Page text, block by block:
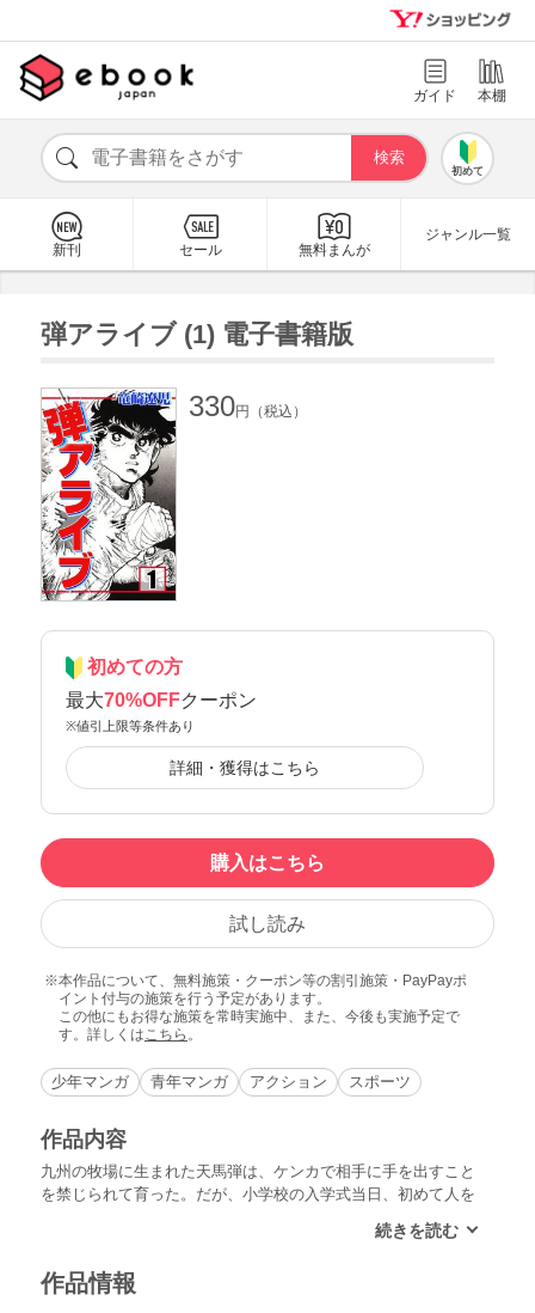
ガイド 本棚
初めて
新刊 セール 無料まんが
ジャンル一覧
弾アライブ (1) 電子書籍版
330円（税込）
初めての方
最大70%OFFクーポン
※値引上限等条件あり
詳細・獲得はこちら
購入はこちら
試し読み
本作品について、無料施策・クーポン等の割引施策・PayPayポ
イント付与の施策を行う予定があります。
この他にもお得な施策を常時実施中、また、今後も実施予定で
す。詳しくはこちら 。
少年マンガ 青年マンガ アクション スポーツ
作品内容
九州の牧場に生まれた天馬弾は、ケンカで相手に手を出すこと
を禁じられて育った。だが、小学校の入学式当日、初めて人を
して、弾のボクサーとしての運命が動きはじめる。
作品情報